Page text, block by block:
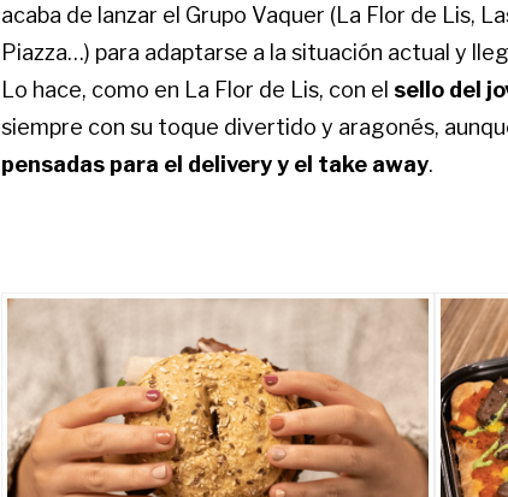
acaba de lanzar el Grupo Vaquer (La Flor de Lis,
Piazza…) para adaptarse a la situación actual y
Lo hace, como en La Flor de Lis, con el sello del
siempre con su toque divertido y aragonés,
pensadas para el delivery y el take away.